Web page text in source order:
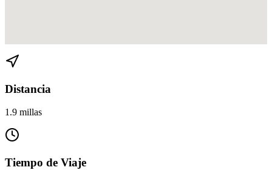
Distancia
1.9 millas
Tiempo de Viaje